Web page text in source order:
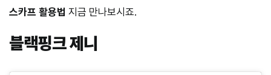
스카프 활용법 지금 만나보시죠.
블랙핑크 제니